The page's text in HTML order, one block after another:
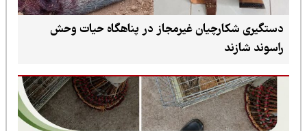
دستگیری شکارچیان غیرمجاز در پناهگاه حیات وحش
راسوند شازند